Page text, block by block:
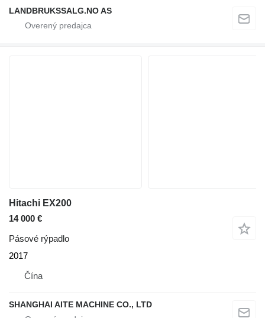
LANDBRUKSSALG.NO AS
Hitachi EX200
14 000 €
Pásové rýpadlo
2017
Čína
SHANGHAI AITE MACHINE CO., LTD